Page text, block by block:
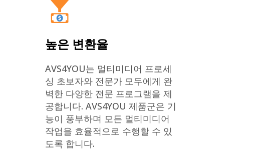
높은 변환율
AVS4YOU는 멀티미디어 프로세
싱 초보자와 전문가 모두에게 완
벽한 다양한 전문 프로그램을 제
공합니다. AVS4YOU 제품군은 기
능이 풍부하며 모든 멀티미디어
작업을 효율적으로 수행할 수 있
도록 합니다.